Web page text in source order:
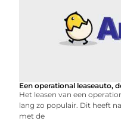
Een operational leaseauto,
Het leasen van een
lang zo populair. Dit heeft
met de